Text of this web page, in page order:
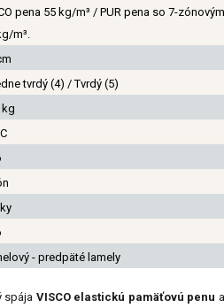
pena 55 kg/m³ / PUR pena so 7-
m³.
tvrdý (4) / Tvrdý (5)
kg
- predpäté lamely
spája VISCO elastickú pamäťovú penu a